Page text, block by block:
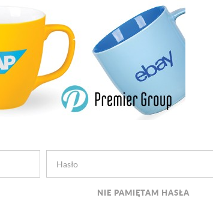
NIE PAMIĘTAM HASŁA